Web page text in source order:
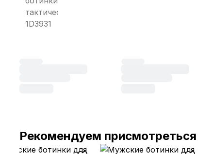
Рекомендуем присмотреться